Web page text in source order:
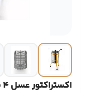
اکستراکتور عسل 4 قاب دستی هفت گوهر